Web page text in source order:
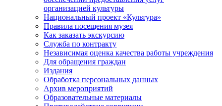
организацией культуры
Национальный проект «Культура»
Правила посещения музея
Как заказать экскурсию
Служба по контракту
Независимая оценка качества работы учреждения
Для обращения граждан
Издания
Обработка персональных данных
Архив мероприятий
Образовательные материалы